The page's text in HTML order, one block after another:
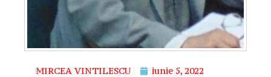
MIRCEA VINTILESCU iunie 5, 2022